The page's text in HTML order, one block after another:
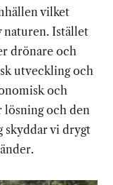
vilket
naturen. Istället
drönare och
utveckling och
och
lösning och den
skyddar vi drygt